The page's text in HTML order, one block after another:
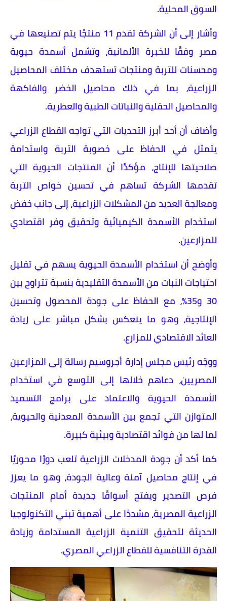
السوق المحلية.
وأشار إلى أن الشركة تقدم 11 منتجًا يتم تصنيعها في
مصر وفقًا للخبرة الألمانية، وتشمل أسمدة حيوية
ومحسنات للتربة ومنتجات تستهدف مختلف المحاصيل
الزراعية، بما في ذلك محاصيل الخضر والفاكهة
والمحاصيل الحقلية والنباتات الطبية والعطرية.
وأضاف أن أحد أبرز التحديات التي تواجه القطاع الزراعي
يتمثل في الحفاظ على خصوبة التربة واستدامة
صلاحيتها للإنتاج، مؤكدًا أن المنتجات الحيوية التي
تقدمها الشركة تساهم في تحسين خواص التربة
ومعالجة العديد من المشكلات الزراعية، إلى جانب خفض
استخدام الأسمدة الكيميائية وتحقيق وفر اقتصادي
للمزارعين.
وأوضح أن استخدام الأسمدة الحيوية يسهم في تقليل
احتياجات النبات من الأسمدة التقليدية بنسبة تتراوح بين
30 و35%، مع الحفاظ على جودة المحصول وتحسين
الإنتاجية، وهو ما ينعكس بشكل مباشر على زيادة
العائد الاقتصادي للمزارع.
ووجّه رئيس مجلس إدارة أجروسيم رسالة إلى المزارعين
المصريين، دعاهم خلالها إلى التوسع في استخدام
الأسمدة الحيوية والاعتماد على برامج التسميد
المتوازن التي تجمع بين الأسمدة المعدنية والحيوية،
لما لها من فوائد اقتصادية وبيئية كبيرة.
كما أكد أن جودة المدخلات الزراعية تلعب دورًا محوريًا
في إنتاج محاصيل آمنة وعالية الجودة، وهو ما يعزز
فرص التصدير ويفتح أسواقًا جديدة أمام المنتجات
الزراعية المصرية، مشددًا على أهمية تبني التكنولوجيا
الحديثة لتحقيق التنمية الزراعية المستدامة وزيادة
القدرة التنافسية للقطاع الزراعي المصري.